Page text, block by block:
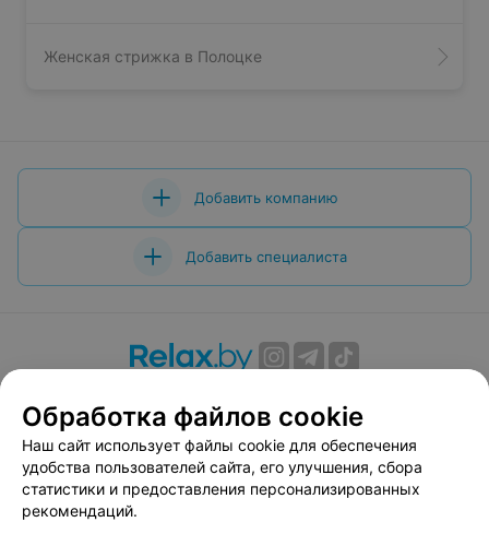
Женская стрижка в Полоцке
Добавить компанию
Добавить специалиста
Вакансии
Публичный договор
Способы оплаты
Публичный договор по использованию сервиса
«Афиша»
Пользовательское соглашение
Обработка файлов cookie
Наш сайт использует файлы cookie для обеспечения
удобства пользователей сайта, его улучшения, сбора
статистики и предоставления персонализированных
рекомендаций.